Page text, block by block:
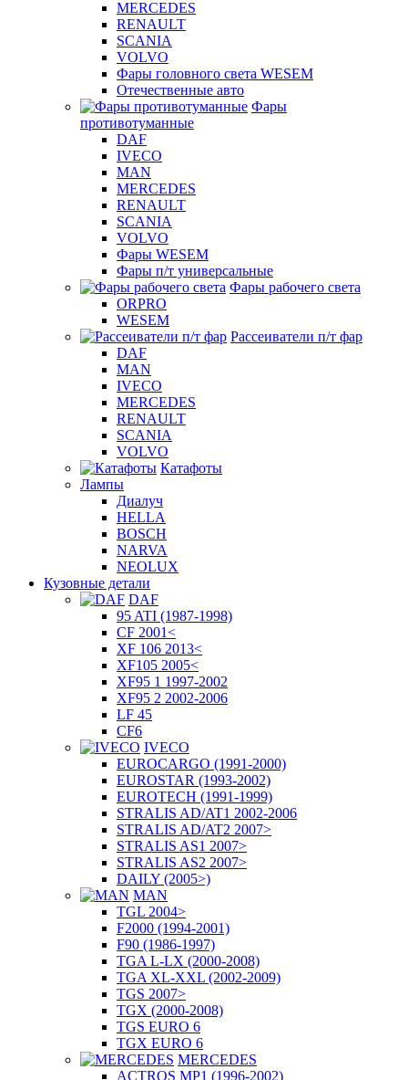
MERCEDES
RENAULT
SCANIA
VOLVO
Фары головного света WESEM
Отечественные авто
Фары
противотуманные
DAF
IVECO
MAN
MERCEDES
RENAULT
SCANIA
VOLVO
Фары WESEM
Фары п/т универсальные
Фары рабочего света
ORPRO
WESEM
Рассеиватели п/т фар
DAF
MAN
IVECO
MERCEDES
RENAULT
SCANIA
VOLVO
Катафоты
Лампы
Диалуч
HELLA
BOSCH
NARVA
NEOLUX
Кузовные детали
DAF
95 ATI (1987-1998)
CF 2001<
XF 106 2013<
XF105 2005<
XF95 1 1997-2002
XF95 2 2002-2006
LF 45
CF6
IVECO
EUROCARGO (1991-2000)
EUROSTAR (1993-2002)
EUROTECH (1991-1999)
STRALIS AD/AT1 2002-2006
STRALIS AD/AT2 2007>
STRALIS AS1 2007>
STRALIS AS2 2007>
DAILY (2005>)
MAN
TGL 2004>
F2000 (1994-2001)
F90 (1986-1997)
TGA L-LX (2000-2008)
TGA XL-XXL (2002-2009)
TGS 2007>
TGX (2000-2008)
TGS EURO 6
TGX EURO 6
MERCEDES
ACTROS MP1 (1996-2002)